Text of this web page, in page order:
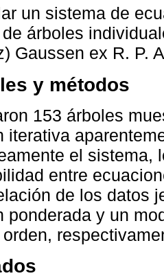
un sistema de
árboles
Gaussen ex R. P.
y métodos
153 árboles
iterativa
el sistema,
entre
de los datos
ponderada y un